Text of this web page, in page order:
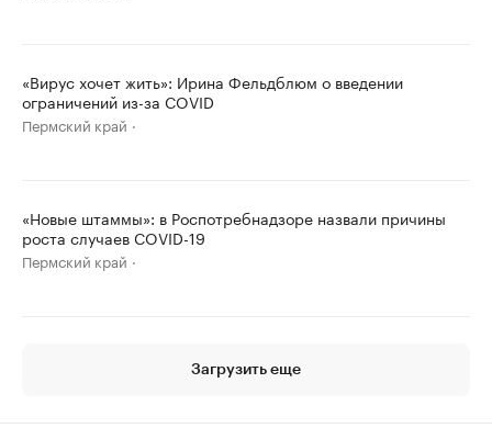
«Вирус хочет жить»: Ирина Фельдблюм о введении
ограничений из-за COVID
Пермский край
«Новые штаммы»: в Роспотребнадзоре назвали причины
роста случаев COVID-19
Пермский край
Загрузить еще